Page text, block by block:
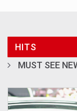
HITS
MUST SEE